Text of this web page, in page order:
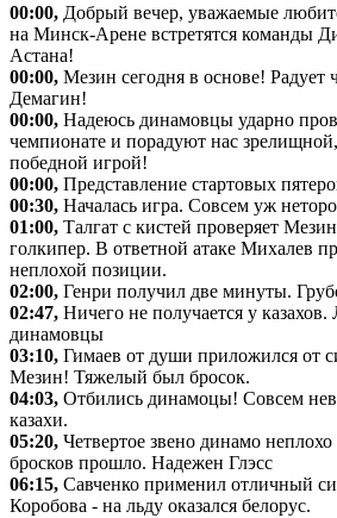
00:00, Добрый вечер, уважаемые
на Минск-Арене встретятся команды
Астана!
00:00, Мезин сегодня в основе! Радует
Демагин!
00:00, Надеюсь динамовцы ударно
чемпионате и порадуют нас
победной игрой!
00:00, Представление стартовых
00:30, Началась игра. Совсем уж
01:00, Талгат с кистей проверяет
голкипер. В ответной атаке Михалев
неплохой позиции.
02:00, Генри получил две минуты.
02:47, Ничего не получается у казахов.
динамовцы
03:10, Гимаев от души приложился от
Мезин! Тяжелый был бросок.
04:03, Отбились динамоцы! Совсем
казахи.
05:20, Четвертое звено динамо неплохо
бросков прошло. Надежен Глэсс
06:15, Савченко применил отличный
Коробова - на льду оказался белорус.